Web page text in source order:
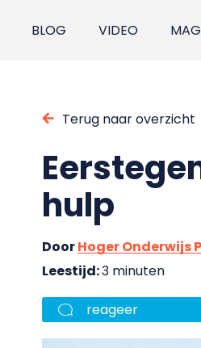
BLOG VIDEO
Terug naar overzicht
hulp
DoorHoger Onderwijs
Leestijd:3 minuten
reageer